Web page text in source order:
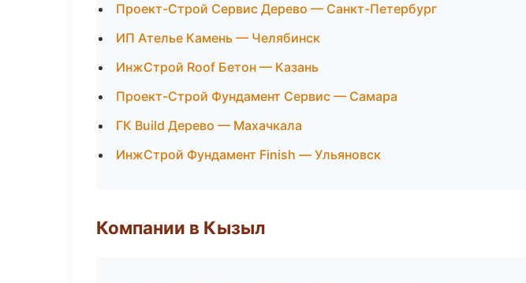
Проект-Строй Сервис Дерево — Санкт-Петербург
ИП Ателье Камень — Челябинск
ИнжСтрой Roof Бетон — Казань
Проект-Строй Фундамент Сервис — Самара
ГК Build Дерево — Махачкала
ИнжСтрой Фундамент Finish — Ульяновск
Компании в Кызыл